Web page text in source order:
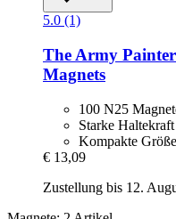
5.0 (1)
The Army Painter
Magnets
100 N25
Starke Haltekraft
Kompakte Größe
€ 13,09
Zustellung bis 12.